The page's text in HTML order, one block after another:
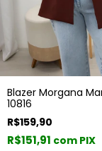
Blazer Morgana
10816
R$159,90
R$151,91 com PIX